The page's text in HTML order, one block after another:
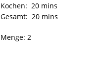
Kochen: 20 mins
Gesamt: 20 mins
Menge: 2